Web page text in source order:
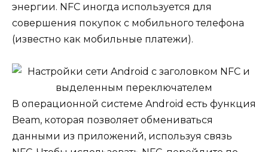
энергии. NFC иногда используется для
совершения покупок с мобильного телефона
(известно как мобильные платежи).
В операционной системе Android есть функция
Beam, которая позволяет обмениваться
данными из приложений, используя связь